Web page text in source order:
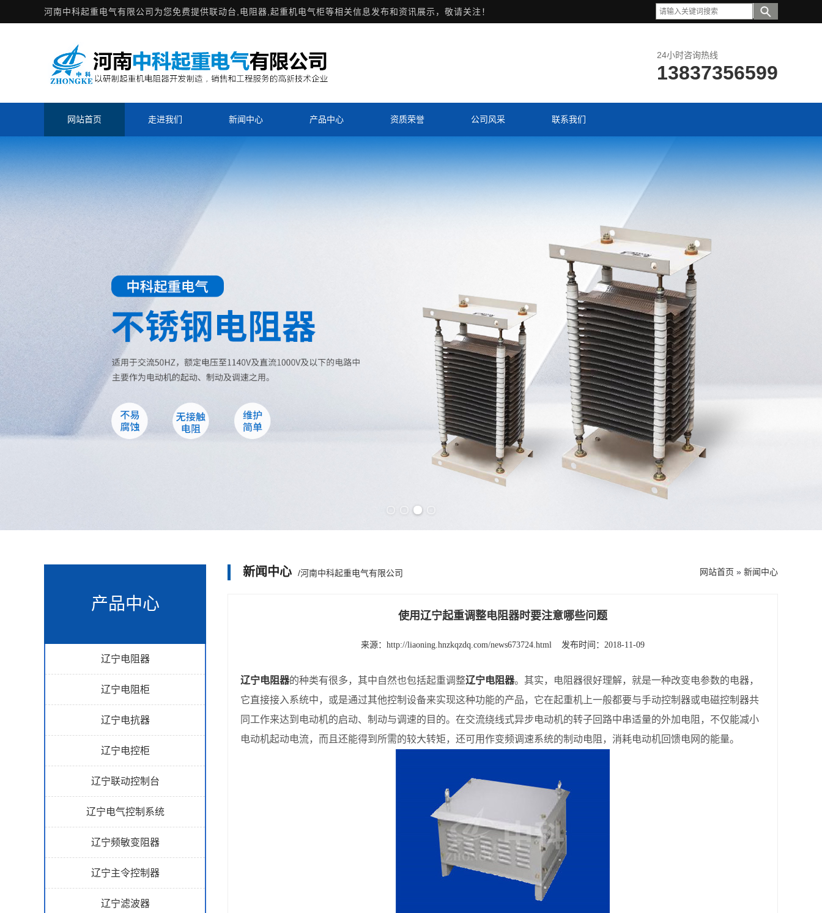
河南中科起重电气有限公司为您免费提供联动台 ,电阻器,起重机电气柜等相关信息发布和资讯展示，敬请关注！
24小时咨询热线
13837356599
网站首页 走进我们 新闻中心 产品中心 资质荣誉 公司风采 联系我们
产品中心
辽宁电阻器
辽宁电阻柜
辽宁电抗器
辽宁电控柜
辽宁联动控制台
辽宁电气控制系统
辽宁频敏变阻器
辽宁主令控制器
辽宁滤波器
新闻中心 /河南中科起重电气有限公司 网站首页 » 新闻中心
使用辽宁起重调整电阻器时要注意哪些问题
来源： http://liaoning.hnzkqzdq.com/news673724.html 发布时间：2018-11-09
辽宁电阻器的种类有很多，其中自然也包括起重调整辽宁电阻器。其实，电阻器很好理解，就是一种改变电参数的电器，
它直接接入系统中，或是通过其他控制设备来实现这种功能的产品，它在起重机上一般都要与手动控制器或电磁控制器共
同工作来达到电动机的启动、制动与调速的目的。在交流绕线式异步电动机的转子回路中串适量的外加电阻，不仅能减小
电动机起动电流，而且还能得到所需的较大转矩，还可用作变频调速系统的制动电阻，消耗电动机回馈电网的能量。